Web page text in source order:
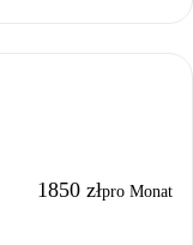
1850 złpro Monat